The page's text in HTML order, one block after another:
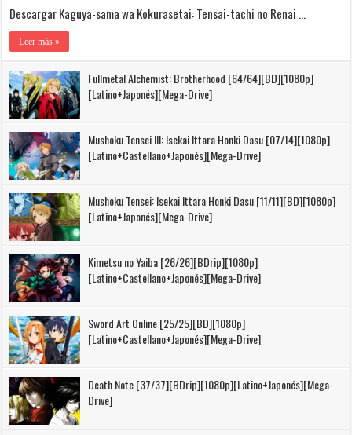
Descargar Kaguya-sama wa Kokurasetai: Tensai-tachi no Renai …
Leer más »
Fullmetal Alchemist: Brotherhood [64/64][BD][1080p]
[Latino+Japonés][Mega-Drive]
Mushoku Tensei III: Isekai Ittara Honki Dasu [07/14][1080p]
[Latino+Castellano+Japonés][Mega-Drive]
Mushoku Tensei: Isekai Ittara Honki Dasu [11/11][BD][1080p]
[Latino+Japonés][Mega-Drive]
Kimetsu no Yaiba [26/26][BDrip][1080p]
[Latino+Castellano+Japonés][Mega-Drive]
Sword Art Online [25/25][BD][1080p]
[Latino+Castellano+Japonés][Mega-Drive]
Death Note [37/37][BDrip][1080p][Latino+Japonés][Mega-
Drive]